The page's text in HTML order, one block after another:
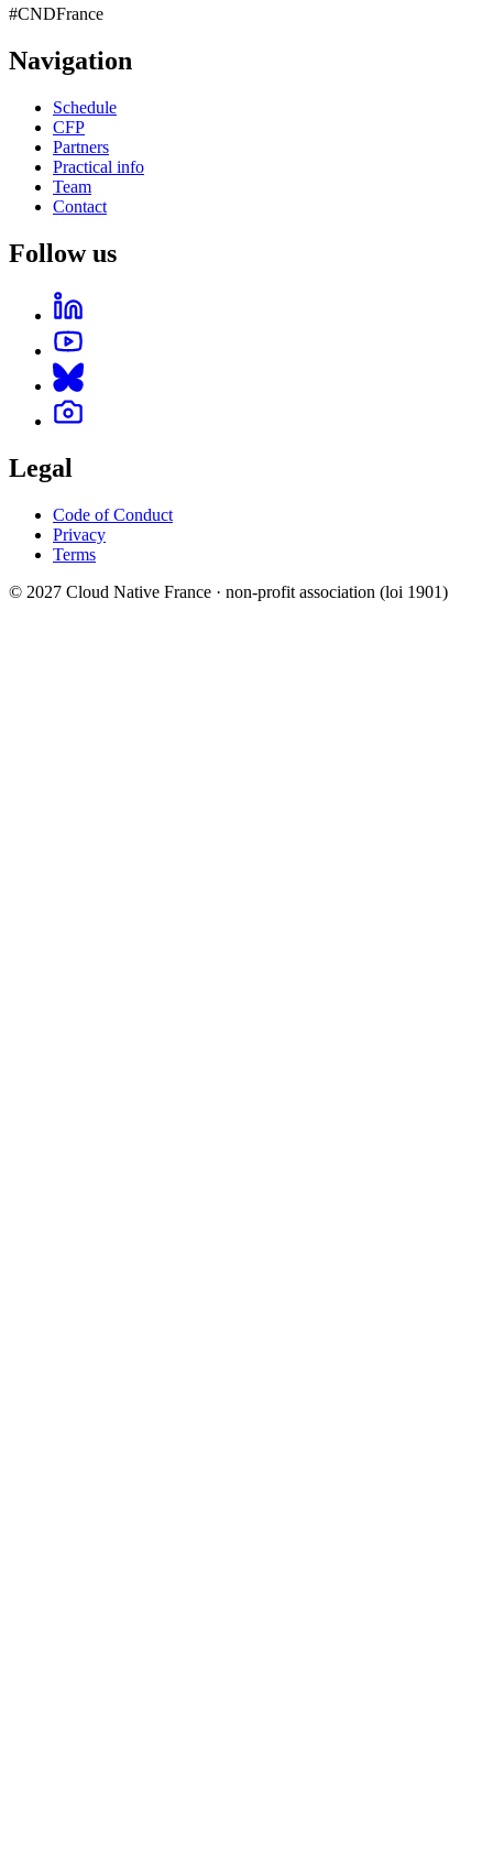
#CNDFrance
Navigation
Schedule
CFP
Partners
Practical info
Team
Contact
Follow us
Legal
Code of Conduct
Privacy
Terms
© 2027 Cloud Native France · non-profit association (loi 1901)